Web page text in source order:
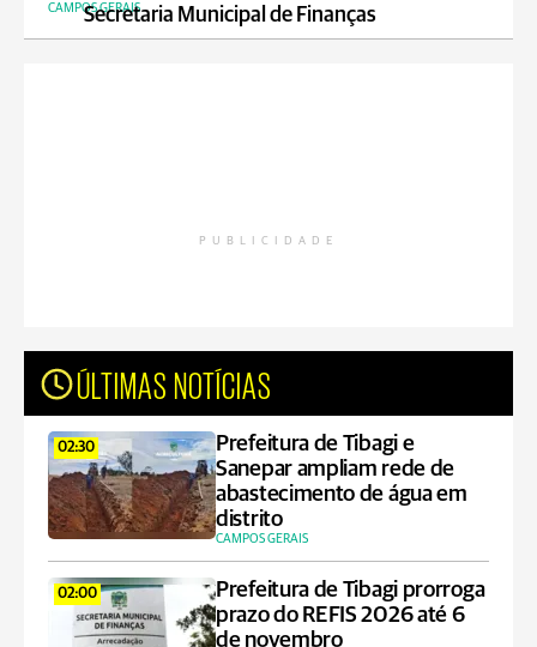
Secretaria Municipal de Finanças
CAMPOS GERAIS
PUBLICIDADE
ÚLTIMAS NOTÍCIAS
02:30
Prefeitura de Tibagi e
Sanepar ampliam rede de
abastecimento de água em
distrito
CAMPOS GERAIS
02:00
Prefeitura de Tibagi prorroga
prazo do REFIS 2026 até 6
de novembro